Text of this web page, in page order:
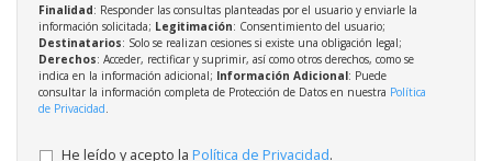
Finalidad: Responder las consultas planteadas por el usuario y enviarle la
información solicitada; Legitimación: Consentimiento del usuario;
Destinatarios: Solo se realizan cesiones si existe una obligación legal;
Derechos: Acceder, rectificar y suprimir, así como otros derechos, como se
indica en la información adicional; Información Adicional: Puede
consultar la información completa de Protección de Datos en nuestra Política
de Privacidad
He leído y acepto la Política de Privacidad.